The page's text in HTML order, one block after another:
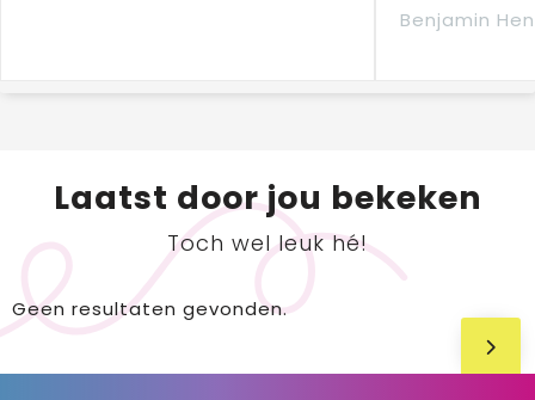
Benjamin
Laatst door jou bekeken
Toch wel leuk hé!
Geen resultaten gevonden.